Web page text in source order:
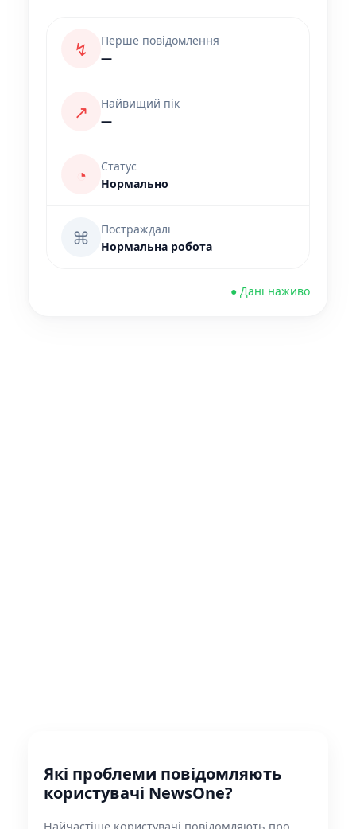
↯
Перше повідомлення
—
↗
Найвищий пік
—
◔
Статус
Нормально
⌘
Постраждалі
Нормальна робота
● Дані наживо
Які проблеми повідомляють
користувачі NewsOne?